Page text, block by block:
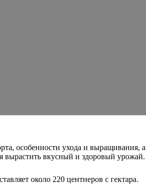
особенности ухода и выращивания, а
вырастить вкусный и здоровый урожай.
около 220 центнеров с гектара.